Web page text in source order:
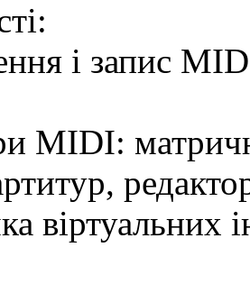
і запис
MIDI:
віртуальних